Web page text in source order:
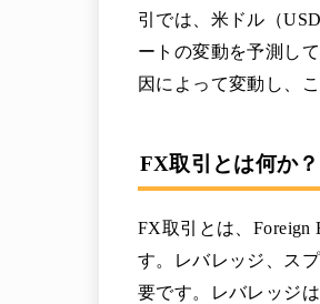
引では、米ドル（
ートの変動を予測し
因によって変動し、
FX取引とは何か
FX取引とは、Foreign
す。レバレッジ、ス
要です。レバレッジ